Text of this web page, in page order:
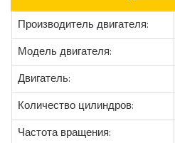
Производитель двигателя:
Модель двигателя:
Двигатель:
Количество цилиндров:
Частота вращения: